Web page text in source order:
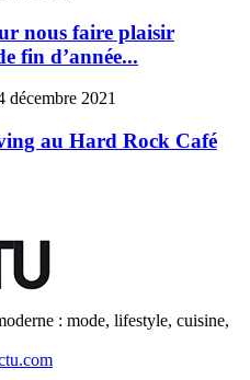
nous faire plaisir
fin d’année...
décembre 2021
au Hard Rock Café
: mode, lifestyle, cuisine,